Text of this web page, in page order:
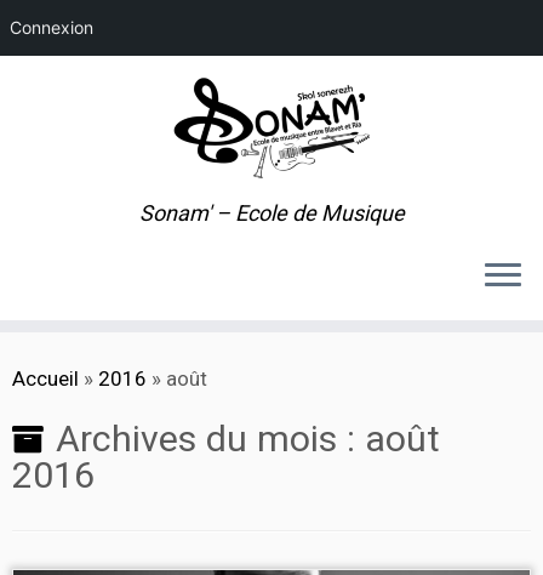
Connexion
au
Sonam' – Ecole de Musique
Accueil » 2016 » août
Archives du mois : août
2016